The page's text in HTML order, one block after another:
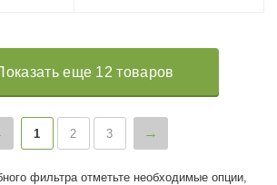
фильтра отметьте необходимые опции,
еще 12 товаров
1 2 3